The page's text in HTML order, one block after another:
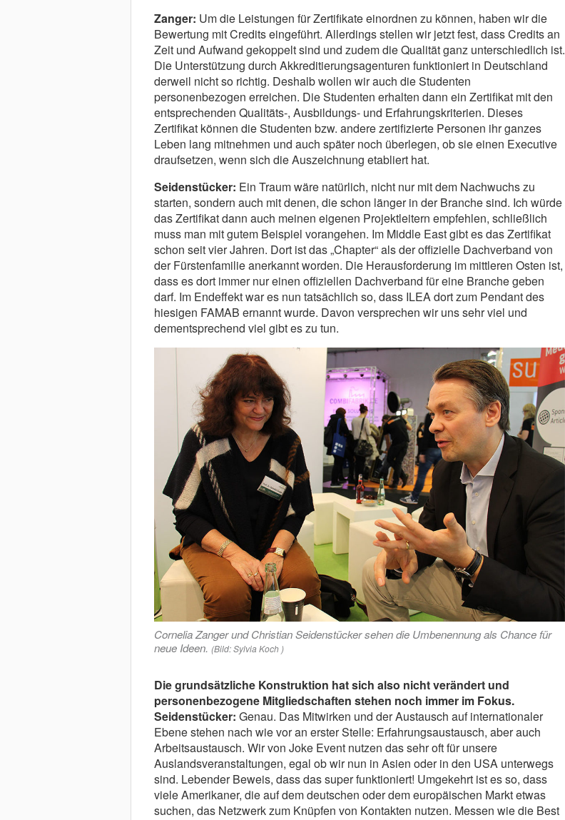
Zanger: Um die Leistungen für Zertifikate einordnen zu können, haben wir die
Bewertung mit Credits eingeführt. Allerdings stellen wir jetzt fest, dass Credits an
Zeit und Aufwand gekoppelt sind und zudem die Qualität ganz unterschiedlich ist.
Die Unterstützung durch Akkreditierungsagenturen funktioniert in Deutschland
derweil nicht so richtig. Deshalb wollen wir auch die Studenten
personenbezogen erreichen. Die Studenten erhalten dann ein Zertifikat mit den
entsprechenden Qualitäts-, Ausbildungs- und Erfahrungskriterien. Dieses
Zertifikat können die Studenten bzw. andere zertifizierte Personen ihr ganzes
Leben lang mitnehmen und auch später noch überlegen, ob sie einen Executive
draufsetzen, wenn sich die Auszeichnung etabliert hat.
Seidenstücker: Ein Traum wäre natürlich, nicht nur mit dem Nachwuchs zu
starten, sondern auch mit denen, die schon länger in der Branche sind. Ich würde
das Zertifikat dann auch meinen eigenen Projektleitern empfehlen, schließlich
muss man mit gutem Beispiel vorangehen. Im Middle East gibt es das Zertifikat
schon seit vier Jahren. Dort ist das „Chapter“ als der offizielle Dachverband von
der Fürstenfamilie anerkannt worden. Die Herausforderung im mittleren Osten ist,
dass es dort immer nur einen offiziellen Dachverband für eine Branche geben
darf. Im Endeffekt war es nun tatsächlich so, dass ILEA dort zum Pendant des
hiesigen FAMAB ernannt wurde. Davon versprechen wir uns sehr viel und
dementsprechend viel gibt es zu tun.
Cornelia Zanger und Christian Seidenstücker sehen die Umbenennung als Chance für
neue Ideen. (Bild: Sylvia Koch )
Die grundsätzliche Konstruktion hat sich also nicht verändert und
personenbezogene Mitgliedschaften stehen noch immer im Fokus.
Seidenstücker: Genau. Das Mitwirken und der Austausch auf internationaler
Ebene stehen nach wie vor an erster Stelle: Erfahrungsaustausch, aber auch
Arbeitsaustausch. Wir von Joke Event nutzen das sehr oft für unsere
Auslandsveranstaltungen, egal ob wir nun in Asien oder in den USA unterwegs
sind. Lebender Beweis, dass das super funktioniert! Umgekehrt ist es so, dass
viele Amerikaner, die auf dem deutschen oder dem europäischen Markt etwas
suchen, das Netzwerk zum Knüpfen von Kontakten nutzen. Messen wie die Best